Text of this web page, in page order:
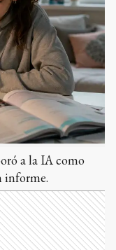
a la IA como
informe.